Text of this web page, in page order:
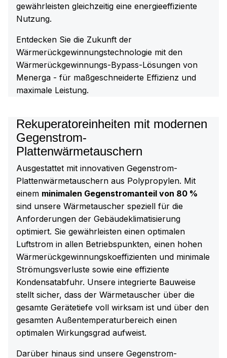
gewährleisten gleichzeitig eine energieeffiziente
Nutzung.
Entdecken Sie die Zukunft der
Wärmerückgewinnungstechnologie mit den
Wärmerückgewinnungs-Bypass-Lösungen von
Menerga - für maßgeschneiderte Effizienz und
maximale Leistung.
Rekuperatoreinheiten mit modernen
Gegenstrom-
Plattenwärmetauschern
Ausgestattet mit innovativen Gegenstrom-
Plattenwärmetauschern aus Polypropylen. Mit
einem minimalen Gegenstromanteil von 80 %
sind unsere Wärmetauscher speziell für die
Anforderungen der Gebäudeklimatisierung
optimiert. Sie gewährleisten einen optimalen
Luftstrom in allen Betriebspunkten, einen hohen
Wärmerückgewinnungskoeffizienten und minimale
Strömungsverluste sowie eine effiziente
Kondensatabfuhr. Unsere integrierte Bauweise
stellt sicher, dass der Wärmetauscher über die
gesamte Gerätetiefe voll wirksam ist und über den
gesamten Außentemperaturbereich einen
optimalen Wirkungsgrad aufweist.
Darüber hinaus sind unsere Gegenstrom-